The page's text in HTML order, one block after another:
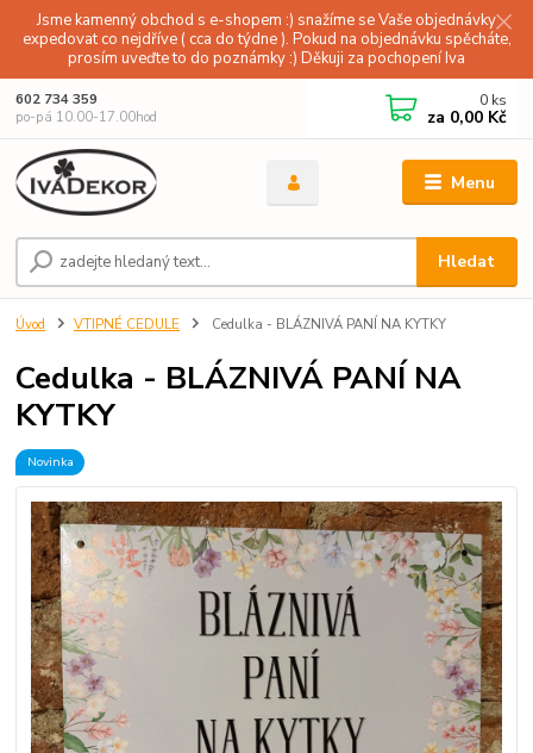
Jsme kamenný obchod s e-shopem :) snažíme se Vaše objednávky
expedovat co nejdříve ( cca do týdne ). Pokud na objednávku spěcháte,
prosím uveďte to do poznámky :) Děkuji za pochopení Iva
Menu
Hledat
602 734 359
po-pá 10.00-17.00hod
0 ks
za 0,00 Kč
Úvod VTIPNÉ CEDULE Cedulka - BLÁZNIVÁ PANÍ NA KYTKY
Cedulka - BLÁZNIVÁ PANÍ NA
KYTKY
Novinka